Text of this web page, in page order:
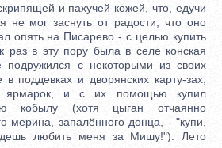
и пахучей кожей, что, едучи
мог заснуть от радости, что оно
опять на Писарево - с целью купить
в эту пору была в селе конская
с некоторыми из своих
в поддевках и дворянских карту-зах,
ярмарок, и с их помощью купил
кобылу (хотя цыган отчаянно
мерина, запалённого донца, - "купи,
любить меня за Мишу!"). Лето